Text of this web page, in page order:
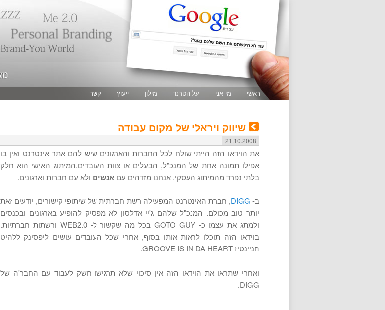
ראשי מי אני על הטרנד מילון ייעוץ קשר
שיווק ויראלי של מקום עבודה
21.10.2008
את הוידאו הזה הייתי שולח לכל החברות והארגונים שיש להם אתר אינטרנט ואין בו
אפילו תמונה אחת של המנכ"ל, הבעלים או צוות העובדים.המיתוג האישי הוא חלק
בלתי נפרד מהמיתוג העסקי. אנחנו מזדהים עם אנשים ולא עם חברות וארגונים.
ב- DIGG, חברת האינטרנט המפעילה רשת חברתית של שיתופי קישורים, יודעים זאת
יותר טוב מכולם. המנכ"ל שלהם ג'יי אדלסון לא מפסיק להופיע בארגונים ובכנסים
ולמתג את עצמו כ- GOTO GUY בכל מה שקשור ל- WEB2.0 ורשתות חברתיות.
בוידאו הזה תוכלו לראות אותו בסוף, אחרי שכל העובדים עושים ליפסינק ללהיט
הניינטיז GROOVE IS IN DA HEART.
ואחרי שתראו את הוידאו הזה אין סיכוי שלא תרגישו חשק לעבוד עם החבר'ה של
DIGG.